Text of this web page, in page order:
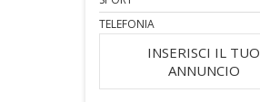
TELEFONIA
INSERISCI IL TUO
ANNUNCIO